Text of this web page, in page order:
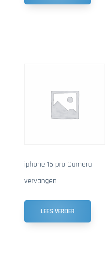
iphone 15 pro Camera
vervangen
LEES VERDER